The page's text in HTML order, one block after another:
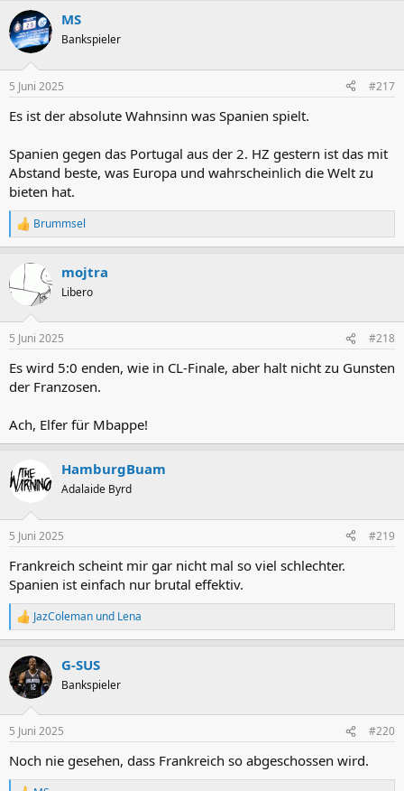
k
t
i
e
:
MS
Bankspieler
5 Juni 2025 #217
Es ist der absolute Wahnsinn was Spanien spielt.
Spanien gegen das Portugal aus der 2. HZ gestern ist das mit
Abstand beste, was Europa und wahrscheinlich die Welt zu
bieten hat.
R
e
t
e
:
Brummsel
mojtra
Libero
5 Juni 2025 #218
Es wird 5:0 enden, wie in CL-Finale, aber halt nicht zu Gunsten
der Franzosen.
Ach, Elfer für Mbappe!
HamburgBuam
Adalaide Byrd
5 Juni 2025 #219
Frankreich scheint mir gar nicht mal so viel schlechter.
Spanien ist einfach nur brutal effektiv.
R
e
k
t
i
e
:
JazColeman und Lena
G-SUS
Bankspieler
5 Juni 2025 #220
Noch nie gesehen, dass Frankreich so abgeschossen wird.